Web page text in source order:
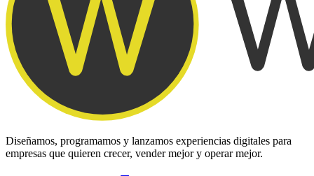
Diseñamos, programamos y lanzamos experiencias digitales para
empresas que quieren crecer, vender mejor y operar mejor.